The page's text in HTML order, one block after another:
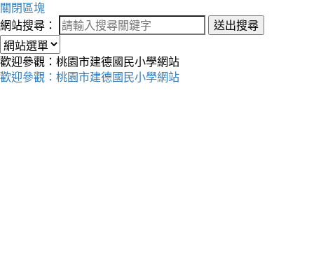
關閉區塊
網站搜尋：
送出搜尋
歡迎參觀：桃園市建德國民小學網站
歡迎參觀：桃園市建德國民小學網站